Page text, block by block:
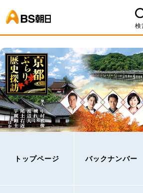
検
トップページ バックナンバー